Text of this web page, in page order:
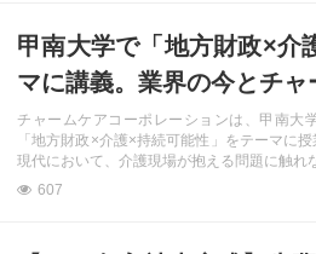
甲南大学で「地方財政×介
マに講義。業界の今とチ
チャームケアコーポレーションは、甲南大
「地方財政×介護×持続可能性」をテーマに
現代において、介護現場が抱える問題に触れ
607